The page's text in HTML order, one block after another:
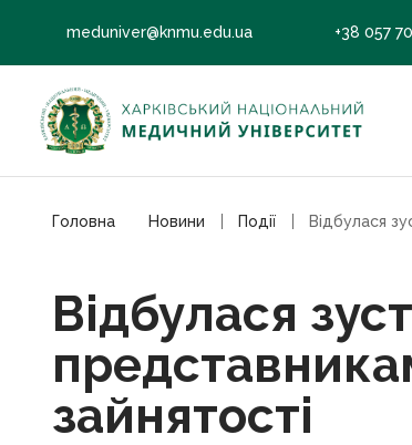
meduniver@knmu.edu.ua +38 057
Головна Новини Події
Відбулася
зайнятості